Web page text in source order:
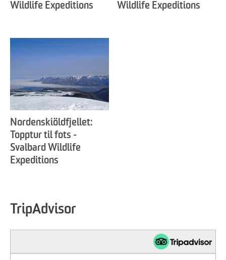
Wildlife Expeditions
Wildlife Expeditions
Nordenskiöldfjellet:
Topptur til fots -
Svalbard Wildlife
Expeditions
TripAdvisor